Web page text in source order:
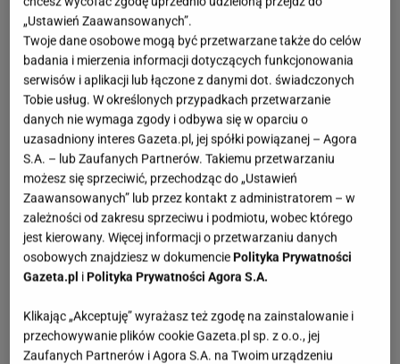
„Ustawień Zaawansowanych”.
Twoje dane osobowe mogą być przetwarzane także do celów
badania i mierzenia informacji dotyczących funkcjonowania
serwisów i aplikacji lub łączone z danymi dot. świadczonych
Tobie usług. W określonych przypadkach przetwarzanie
danych nie wymaga zgody i odbywa się w oparciu o
uzasadniony interes Gazeta.pl, jej spółki powiązanej – Agora
S.A. – lub Zaufanych Partnerów. Takiemu przetwarzaniu
możesz się sprzeciwić, przechodząc do „Ustawień
Zaawansowanych” lub przez kontakt z administratorem – w
zależności od zakresu sprzeciwu i podmiotu, wobec którego
jest kierowany. Więcej informacji o przetwarzaniu danych
osobowych znajdziesz w dokumencie Polityka Prywatności
Gazeta.pl i Polityka Prywatności Agora S.A.
Klikając „Akceptuję” wyrażasz też zgodę na zainstalowanie i
przechowywanie plików cookie Gazeta.pl sp. z o.o., jej
Zaufanych Partnerów i Agora S.A. na Twoim urządzeniu